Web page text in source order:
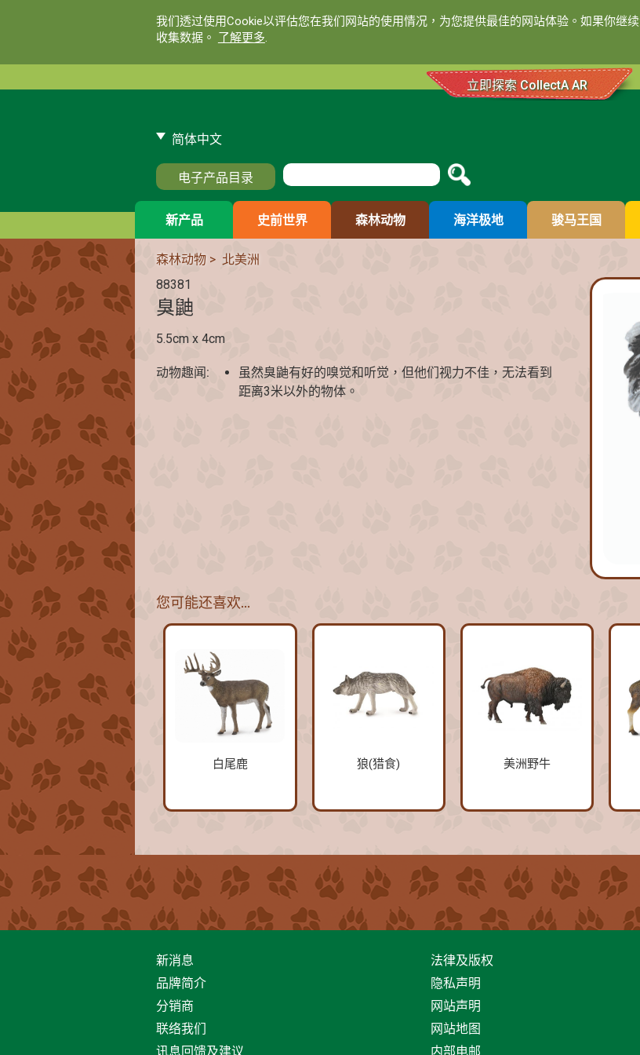
我们透过使用Cookie以评估您在我们网站的使用情况，为您提供最佳的网站体验。如果你继
收集数据。 了解更多.
立即探索 CollectA AR
简体中文
电子产品目录
新产品 史前世界 森林动物 海洋极地 骏马王国
森林动物> 北美洲
88381
臭鼬
5.5cm x 4cm
动物趣闻:
虽然臭鼬有好的嗅觉和听觉，但他们视力不佳，无法看到
距离3米以外的物体。
您可能还喜欢…
白尾鹿 狼(猎食) 美洲野牛
新消息
品牌简介
分销商
联络我们
讯息回馈及建议
法律及版权
隐私声明
网站声明
网站地图
内部电邮